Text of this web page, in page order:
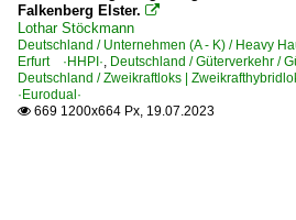
Falkenberg Elster. 
Lothar Stöckmann
Deutschland / Unternehmen (A - K) / Heavy
Erfurt ·HHPI·, Deutschland / Güterverkehr /
Deutschland / Zweikraftloks |
·Eurodual·
 669 1200x664 Px, 19.07.2023